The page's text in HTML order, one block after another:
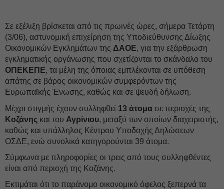
Σε εξέλιξη βρίσκεται από τις πρωινές ώρες, σήμερα Τετάρτη
(3/06), αστυνομική επιχείρηση της Υποδιεύθυνσης Δίωξης
Οικονομικών Εγκλημάτων της ΔΑΟΕ, για την εξάρθρωση
εγκληματικής οργάνωσης που σχετίζονται το σκάνδαλο του
ΟΠΕΚΕΠΕ, τα μέλη της όποιας εμπλέκονται σε υπόθεση
απάτης σε βάρος οικονομικών συμφερόντων της
Ευρωπαϊκής Ένωσης, καθώς και σε ψευδή δήλωση.
Μέχρι στιγμής έχουν συλληφθεί 13 άτομα σε περιοχές της
Κοζάνης και του Αγρίνιου, μεταξύ των οποίων διαχειριστής,
καθώς και υπάλληλος Κέντρου Υποδοχής Δηλώσεων
ΟΣΔΕ, ενώ συνολικά κατηγορούνται 39 άτομα.
Σύμφωνα με πληροφορίες οι τρεις από τους συλληφθέντες
είναι από περιοχή της Κοζάνης.
Εκτιμάται ότι το παράνομο οικονομικό όφελος ξεπερνά τα